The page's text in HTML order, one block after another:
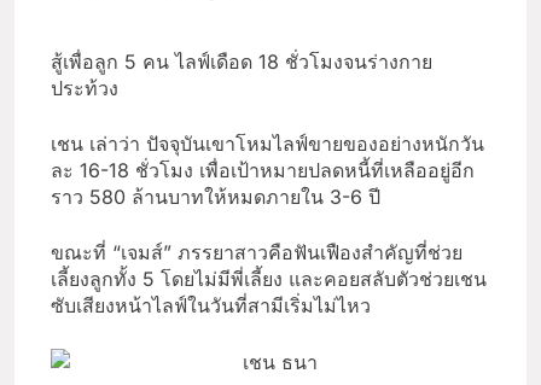
สู้เพื่อลูก 5 คน ไลฟ์เดือด 18 ชั่วโมงจนร่างกาย
ประท้วง
เชน เล่าว่า ปัจจุบันเขาโหมไลฟ์ขายของอย่างหนักวัน
ละ 16-18 ชั่วโมง เพื่อเป้าหมายปลดหนี้ที่เหลืออยู่อีก
ราว 580 ล้านบาทให้หมดภายใน 3-6 ปี
ขณะที่ “เจมส์” ภรรยาสาวคือฟันเฟืองสำคัญที่ช่วย
เลี้ยงลูกทั้ง 5 โดยไม่มีพี่เลี้ยง และคอยสลับตัวช่วยเชน
ซับเสียงหน้าไลฟ์ในวันที่สามีเริ่มไม่ไหว